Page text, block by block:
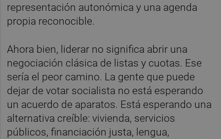
representación autonómica y una agenda
propia reconocible.
Ahora bien, liderar no significa abrir una
negociación clásica de listas y cuotas. Ese
sería el peor camino. La gente que puede
dejar de votar socialista no está esperando
un acuerdo de aparatos. Está esperando una
alternativa creíble: vivienda, servicios
públicos, financiación justa, lengua,